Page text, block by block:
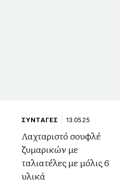
ΣΥΝΤΑΓΕΣ 13.05.25
Λαχταριστό σουφλέ
ζυμαρικών με
ταλιατέλες με μόλις 6
υλικά